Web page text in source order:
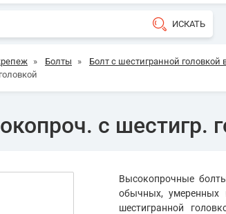
» Болты »
Болт с шестигранной
с шестигр.
Высокопрочные
обычных,
шестигранной